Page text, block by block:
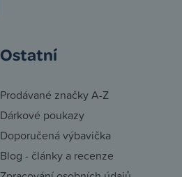
Ostatní
Prodávané značky A-Z
Dárkové poukazy
Doporučená výbavička
Blog - články a recenze